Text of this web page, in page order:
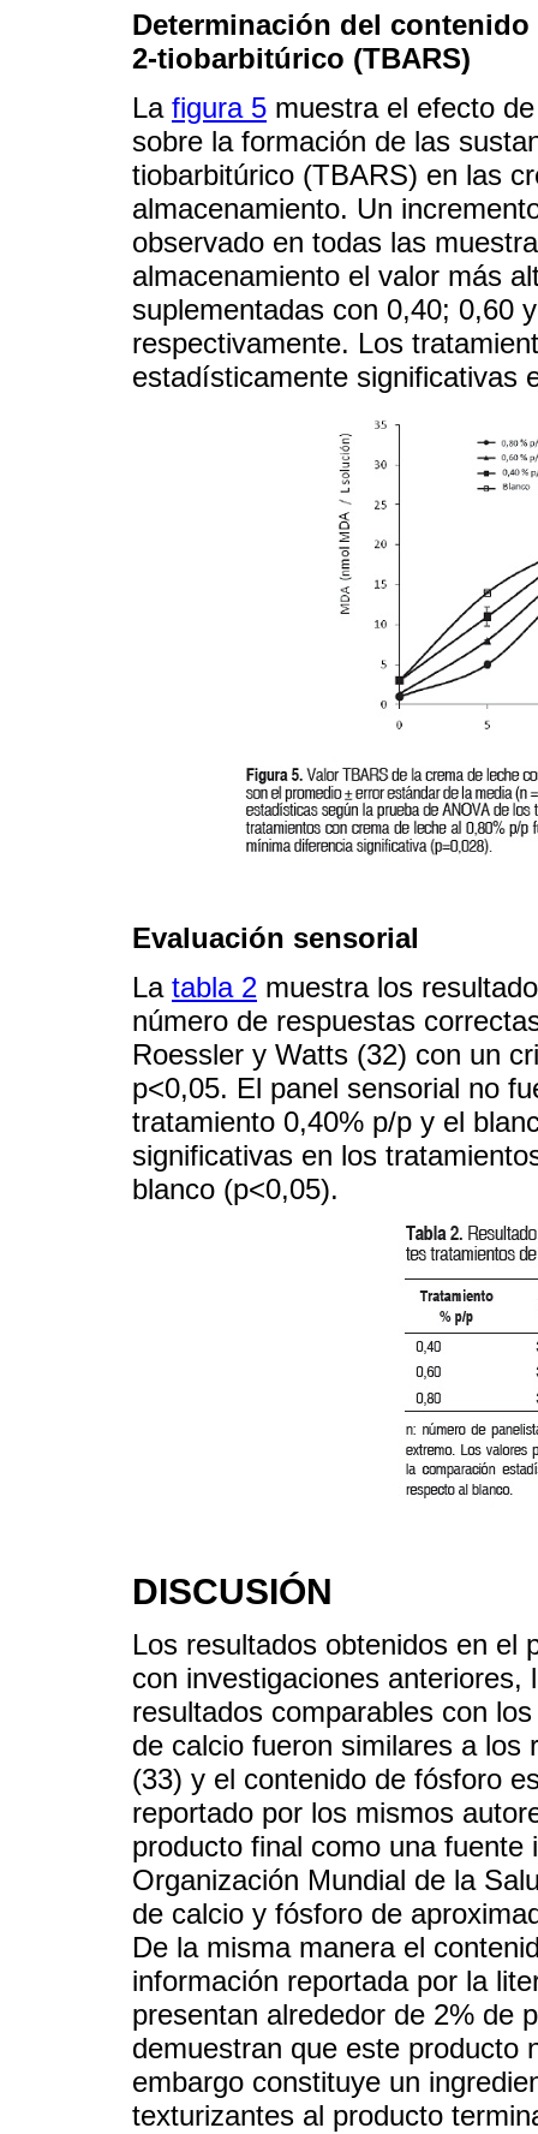
Determinación del
2-tiobarbitúrico (TBARS)
La figura 5 muestra el efecto
sobre la formación de las
tiobarbitúrico (TBARS) en las
almacenamiento. Un
observado en todas las
almacenamiento el valor más
suplementadas con 0,40; 0,60
respectivamente. Los
estadísticamente significativas
Evaluación sensorial
La tabla 2 muestra los
número de respuestas
Roessler y Watts (32) con un
p<0,05. El panel sensorial no
tratamiento 0,40% p/p y el
significativas en los
blanco (p<0,05).
DISCUSIÓN
Los resultados obtenidos en el
con investigaciones
resultados comparables con
de calcio fueron similares a los
(33) y el contenido de fósforo
reportado por los mismos
producto final como una
Organización Mundial de la
de calcio y fósforo de
De la misma manera el
información reportada por la
presentan alrededor de 2% de
demuestran que este producto
embargo constituye un
texturizantes al producto